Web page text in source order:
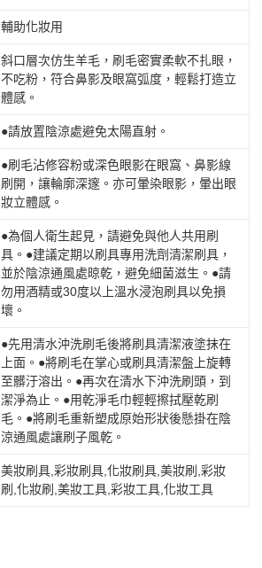
輔助化妝用
斜口層次仿生羊毛，刷毛密實柔軟不扎眼，
不吃粉，符合鼻影及眼窩弧度，輕鬆打造立
體感。
●請放置陰涼處避免太陽直射。
●刷毛沾修容粉或深色眼影在眼窩、鼻影線
刷開，讓輪廓深邃。亦可暈染眼影，暈出眼
妝立體感。
●為個人衛生起見，請避免與他人共用刷
具。●建議定期以刷具專用洗劑清潔刷具，
並於陰涼通風處晾乾，避免細菌滋生。●請
勿用酒精或30度以上溫水浸泡刷具以免損
壞。
●先用清水沖洗刷毛後將刷具清潔液塗抹在
上面。●將刷毛在掌心或刷具清潔盤上旋轉
至髒汙溶出。●再次在清水下沖洗刷頭，到
潔淨為止。●用乾淨毛巾輕輕擦拭壓乾刷
毛。●將刷毛重新塑成原始形狀後懸掛在陰
涼通風處讓刷子風乾。
美妝刷具,彩妝刷具,化妝刷具,美妝刷,彩妝
刷,化妝刷,美妝工具,彩妝工具,化妝工具